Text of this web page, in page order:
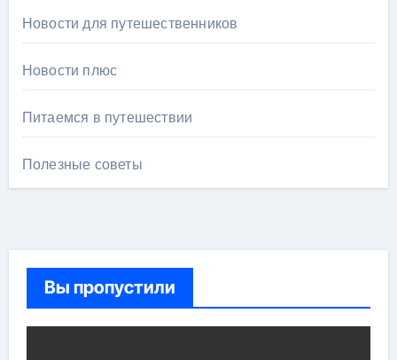
Новости для путешественников
Новости плюс
Питаемся в путешествии
Полезные советы
Вы пропустили